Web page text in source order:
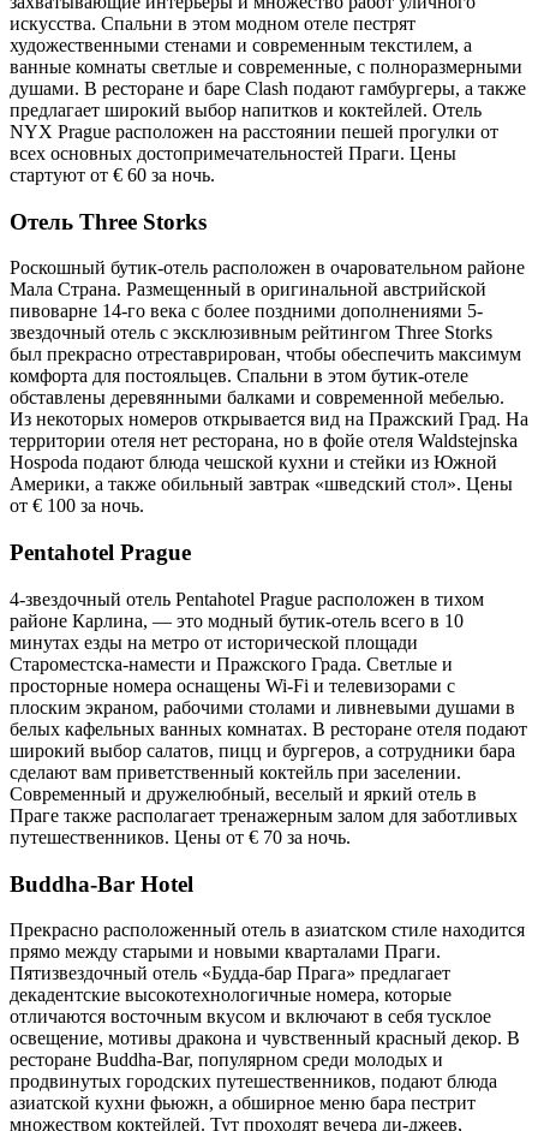
искусства. Спальни в этом модном отеле пестрят
художественными стенами и современным текстилем, а
ванные комнаты светлые и современные, с полноразмерными
душами. В ресторане и баре Clash подают гамбургеры, а также
предлагает широкий выбор напитков и коктейлей. Отель
NYX Prague расположен на расстоянии пешей прогулки от
всех основных достопримечательностей Праги. Цены
стартуют от € 60 за ночь.
Отель Three Storks
Роскошный бутик-отель расположен в очаровательном районе
Мала Страна. Размещенный в оригинальной австрийской
пивоварне 14-го века с более поздними дополнениями 5-
звездочный отель с эксклюзивным рейтингом Three Storks
был прекрасно отреставрирован, чтобы обеспечить максимум
комфорта для постояльцев. Спальни в этом бутик-отеле
обставлены деревянными балками и современной мебелью.
Из некоторых номеров открывается вид на Пражский Град. На
территории отеля нет ресторана, но в фойе отеля Waldstejnska
Hospoda подают блюда чешской кухни и стейки из Южной
Америки, а также обильный завтрак «шведский стол». Цены
от € 100 за ночь.
Pentahotel Prague
4-звездочный отель Pentahotel Prague расположен в тихом
районе Карлина, — это модный бутик-отель всего в 10
минутах езды на метро от исторической площади
Староместска-намести и Пражского Града. Светлые и
просторные номера оснащены Wi-Fi и телевизорами с
плоским экраном, рабочими столами и ливневыми душами в
белых кафельных ванных комнатах. В ресторане отеля подают
широкий выбор салатов, пицц и бургеров, а сотрудники бара
сделают вам приветственный коктейль при заселении.
Современный и дружелюбный, веселый и яркий отель в
Праге также располагает тренажерным залом для заботливых
путешественников. Цены от € 70 за ночь.
Buddha-Bar Hotel
Прекрасно расположенный отель в азиатском стиле находится
прямо между старыми и новыми кварталами Праги.
Пятизвездочный отель «Будда-бар Прага» предлагает
декадентские высокотехнологичные номера, которые
отличаются восточным вкусом и включают в себя тусклое
освещение, мотивы дракона и чувственный красный декор. В
ресторане Buddha-Bar, популярном среди молодых и
продвинутых городских путешественников, подают блюда
азиатской кухни фьюжн, а обширное меню бара пестрит
множеством коктейлей. Тут проходят вечера ди-джеев,